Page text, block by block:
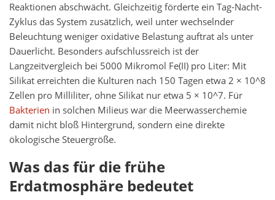
Reaktionen abschwächt. Gleichzeitig förderte ein Tag-Nacht-
Zyklus das System zusätzlich, weil unter wechselnder
Beleuchtung weniger oxidative Belastung auftrat als unter
Dauerlicht. Besonders aufschlussreich ist der
Langzeitvergleich bei 5000 Mikromol Fe(II) pro Liter: Mit
Silikat erreichten die Kulturen nach 150 Tagen etwa 2 × 10^8
Zellen pro Milliliter, ohne Silikat nur etwa 5 × 10^7. Für
Bakterien in solchen Milieus war die Meerwasserchemie
damit nicht bloß Hintergrund, sondern eine direkte
ökologische Steuergröße.
Was das für die frühe
Erdatmosphäre bedeutet